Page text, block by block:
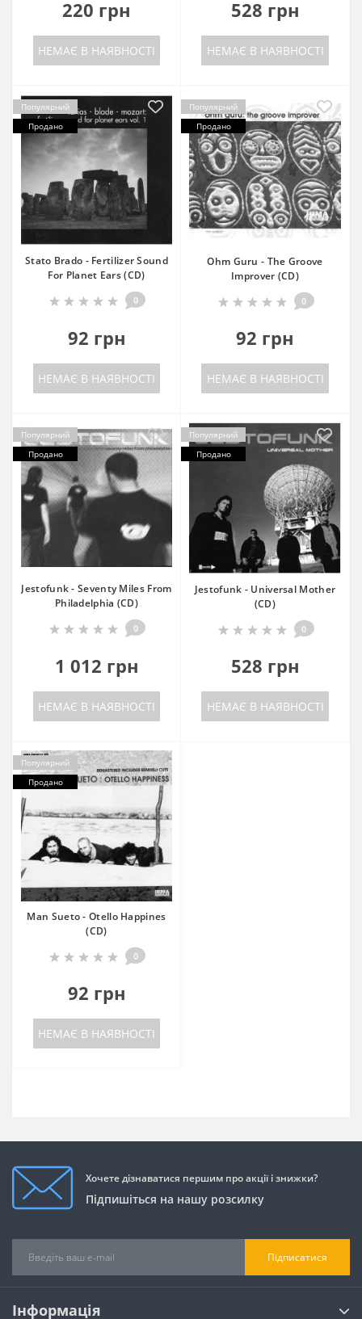
220 грн
НЕМАЄ В НАЯВНОСТІ
528 грн
НЕМАЄ В НАЯВНОСТІ
Популярний
Продано
Stato Brado - Fertilizer Sound
For Planet Ears (CD)
0
92 грн
НЕМАЄ В НАЯВНОСТІ
Популярний
Продано
Ohm Guru - The Groove
Improver (CD)
0
92 грн
НЕМАЄ В НАЯВНОСТІ
Популярний
Продано
Jestofunk - Seventy Miles From
Philadelphia (CD)
0
1 012 грн
НЕМАЄ В НАЯВНОСТІ
Популярний
Продано
Jestofunk - Universal Mother
(CD)
0
528 грн
НЕМАЄ В НАЯВНОСТІ
Популярний
Продано
Man Sueto - Otello Happines
(CD)
0
92 грн
НЕМАЄ В НАЯВНОСТІ
Хочете дізнаватися першим про акції і знижки?
Підпишіться на нашу розсилку
Підписатися
Інформація